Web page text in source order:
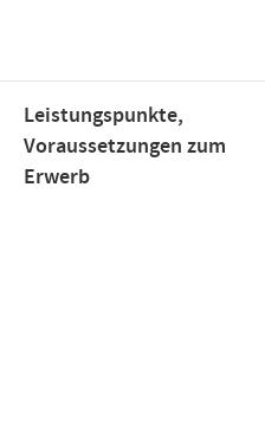
Leistungspunkte,
Voraussetzungen zum
Erwerb